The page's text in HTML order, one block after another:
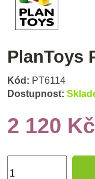
PlanToys
Kód: PT6114
Dostupnost:
2 120 Kč